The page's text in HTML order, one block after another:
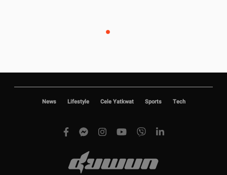
News Lifestyle Cele Yatkwat Sports Tech